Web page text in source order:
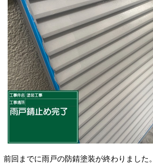
前回までに雨戸の防錆塗装が終わりました。